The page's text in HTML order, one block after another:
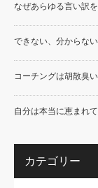
なぜあらゆる言い訳
できない、分からな
コーチングは胡散臭
自分は本当に恵まれ
カテゴリー